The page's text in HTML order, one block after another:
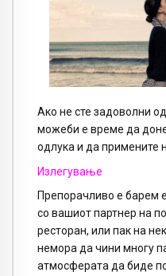
Ако не сте задоволни
можеби е време да
одлука и да примените
Излегување
Препорачливо е барем
со вашиот партнер на
ресторан, или пак на
немора да чини многу
атмосферата да биде